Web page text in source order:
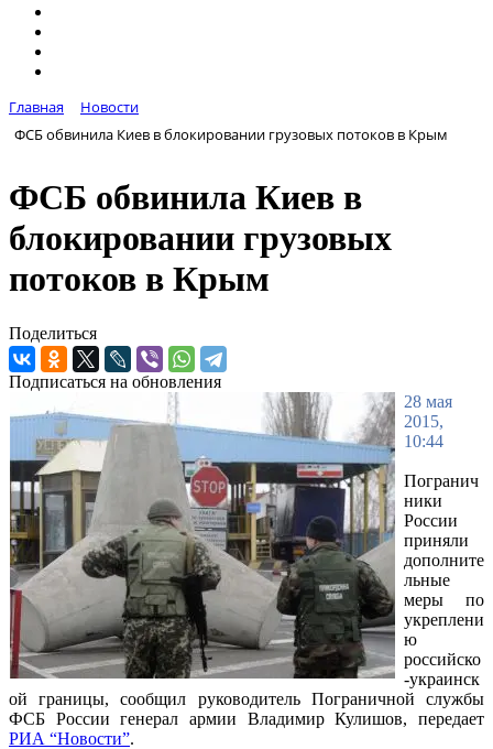
Главная
Новости
ФСБ обвинила Киев в блокировании грузовых потоков в Крым
ФСБ обвинила Киев в
блокировании грузовых
потоков в Крым
Поделиться
Подписаться на обновления
28 мая
2015,
10:44
Погранич
ники
России
приняли
дополните
льные
меры по
укреплени
ю
российско
-украинск
ой границы, сообщил руководитель Пограничной службы
ФСБ России генерал армии Владимир Кулишов, передает
РИА “Новости”.